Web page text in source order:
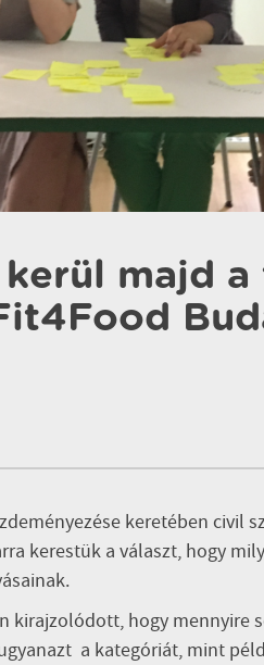
majd a
keretében civil
kerestük a választ, hogy
kirajzolódott, hogy mennyire
a kategóriát, mint